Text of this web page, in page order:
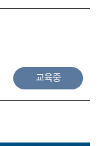
교육중